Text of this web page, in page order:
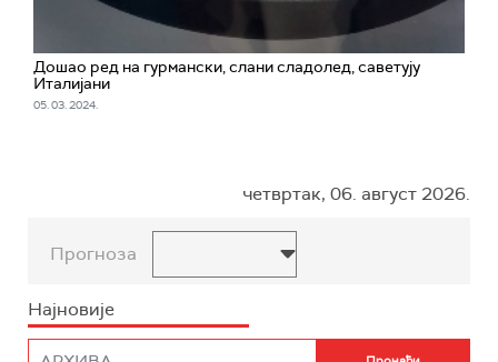
Дошао ред на гурмански, слани сладолед, саветују
Италијани
05. 03. 2024.
четвртак, 06. август 2026.
Прогноза
Најновије